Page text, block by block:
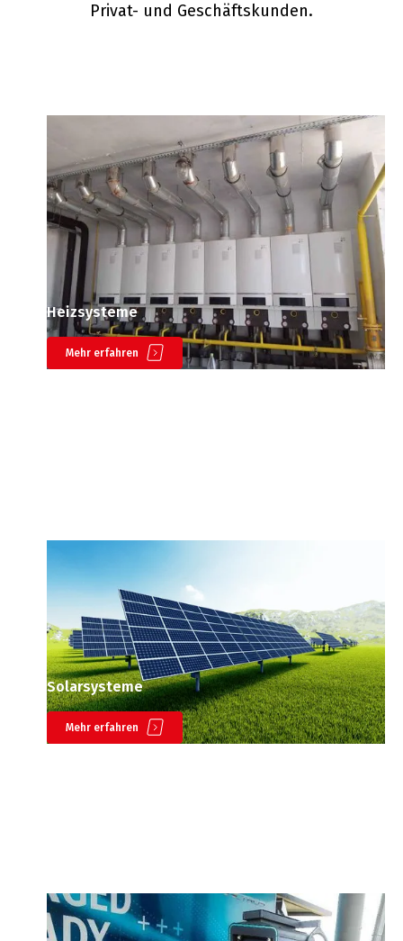
Privat- und Geschäftskunden.
Heizsysteme
Mehr erfahren
Solarsysteme
Mehr erfahren